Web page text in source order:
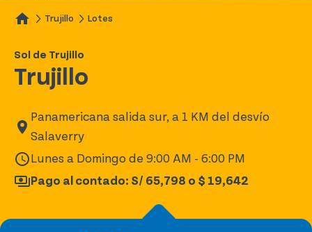
Trujillo Lotes
Sol de Trujillo
Trujillo
Panamericana salida sur, a 1 KM del desvío
Salaverry
Lunes a Domingo de 9:00 AM - 6:00 PM
Pago al contado: S/ 65,798 o $ 19,642